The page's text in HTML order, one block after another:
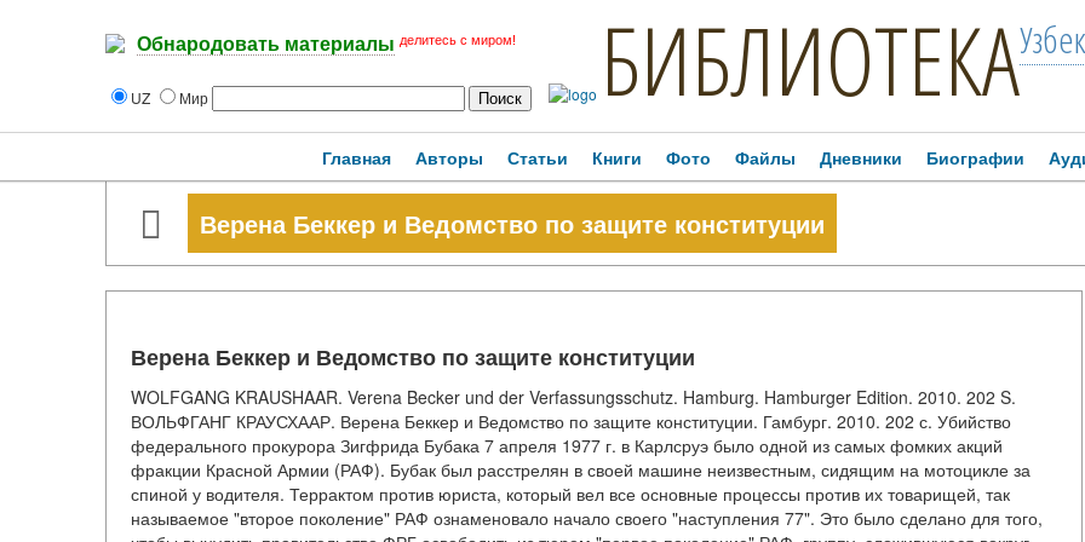
Обнародовать материалы делитесь с миром!
UZ Мир БИБЛИОТЕКА
Главная Авторы Статьи Книги Фото Файлы Дневники Биографии
Верена Беккер и Ведомство по защите конституции
Верена Беккер и Ведомство по защите конституции
WOLFGANG KRAUSHAAR. Verena Becker und der Verfassungsschutz. Hamburg. Hamburger Edition. 2010. 202 S.
ВОЛЬФГАНГ КРАУСХААР. Верена Беккер и Ведомство по защите конституции. Гамбург. 2010. 202 с. Убийство
федерального прокурора Зигфрида Бубака 7 апреля 1977 г. в Карлсруэ было одной из самых фомких акций
фракции Красной Армии (РАФ). Бубак был расстрелян в своей машине неизвестным, сидящим на мотоцикле за
спиной у водителя. Террактом против юриста, который вел все основные процессы против их товарищей, так
называемое "второе поколение" РАФ ознаменовало начало своего "наступления 77". Это было сделано для того,